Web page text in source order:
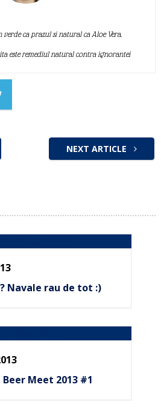
verde ca prazul si natural ca Aloe Vera.
este remediul natural contra ignorantei
NEXT ARTICLE
Navale rau de tot :)
Meet 2013 #1